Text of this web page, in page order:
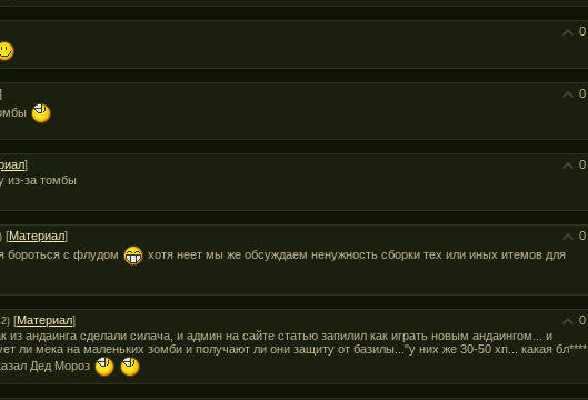
0
0
]
0
]
из-за томбы
0
[Материал]
бороться с флудом
хотя неет мы же обсуждаем ненужность сборки тех или иных итемов для
0
[Материал]
из андаинга сделали силача, и админ на сайте статью запилил как играть новым андаингом... и
ли мека на маленьких зомби и получают ли они защиту от базилы..."у них же 30-50 хп... какая бл****
Дед Мороз